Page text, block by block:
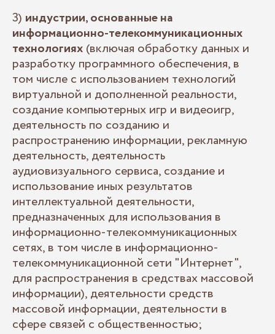
3) индустрии, основанные на
информационно-телекоммуникационных
технологиях (включая обработку данных и
разработку программного обеспечения, в
том числе с использованием технологий
виртуальной и дополненной реальности,
создание компьютерных игр и видеоигр,
деятельность по созданию и
распространению информации, рекламную
деятельность, деятельность
аудиовизуального сервиса, создание и
использование иных результатов
интеллектуальной деятельности,
предназначенных для использования в
информационно-телекоммуникационных
сетях, в том числе в информационно-
телекоммуникационной сети "Интернет",
для распространения в средствах массовой
информации), деятельности средств
массовой информации, деятельности в
сфере связей с общественностью;